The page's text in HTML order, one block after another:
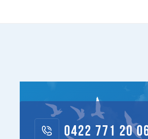
0422 771 20